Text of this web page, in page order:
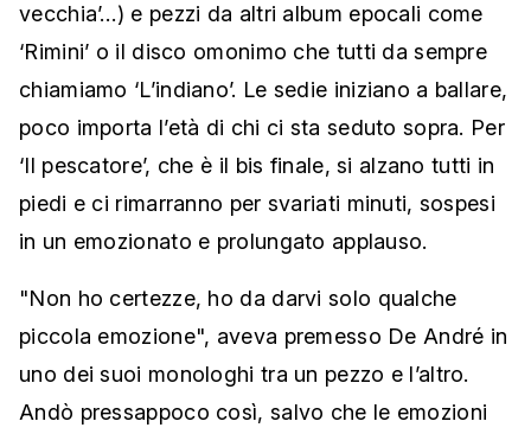
vecchia’…) e pezzi da altri album epocali come
‘Rimini’ o il disco omonimo che tutti da sempre
chiamiamo ‘L’indiano’. Le sedie iniziano a ballare,
poco importa l’età di chi ci sta seduto sopra. Per
‘Il pescatore’, che è il bis finale, si alzano tutti in
piedi e ci rimarranno per svariati minuti, sospesi
in un emozionato e prolungato applauso.
"Non ho certezze, ho da darvi solo qualche
piccola emozione", aveva premesso De André in
uno dei suoi monologhi tra un pezzo e l’altro.
Andò pressappoco così, salvo che le emozioni